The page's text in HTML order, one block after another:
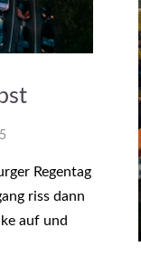
Regentag
riss dann
auf und